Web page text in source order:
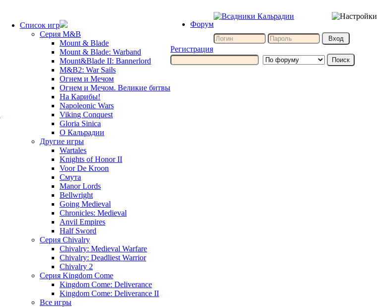
Список игр
Серия M&B
Mount & Blade
Mount & Blade: Warband
Mount&Blade II: Bannerlord
M&B2: War Sails
Огнем и Мечом
Огнем и Мечом. Великие битвы
На Карибы!
Napoleonic Wars
Viking Conquest
Gloria Sinica
О Кальрадии
Другие игры
Wartales
Knights of Honor II
Voor De Kroon
Смута
Manor Lords
Bellwright
Going Medieval
Chronicles: Medieval
Anvil Empires
Half Sword
Серия Chivalry
Chivalry: Medieval Warfare
Chivalry: Deadliest Warrior
Chivalry 2
Серия Kingdom Come
Kingdom Come: Deliverance
Kingdom Come: Deliverance II
Все игры
Форум
Регистрация